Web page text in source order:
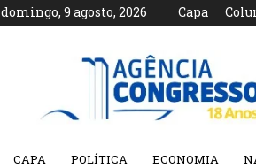
domingo, 9 agosto, 2026 Capa
Agência
CAPA POLÍTICA ECONOMIA